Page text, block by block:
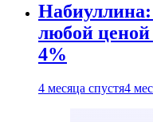
любой
4%
4 месяца спустя4